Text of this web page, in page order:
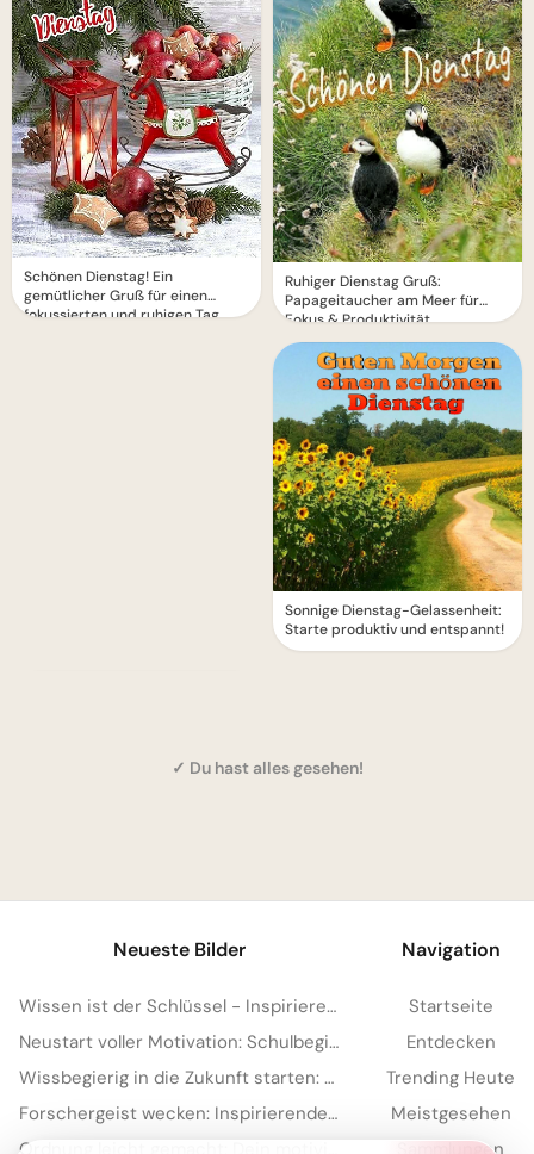
Schönen Dienstag! Ein
gemütlicher Gruß für einen
fokussierten und ruhigen Tag.
Ruhiger Dienstag Gruß:
Papageitaucher am Meer für
Fokus & Produktivität
Sonnige Dienstag-Gelassenheit:
Starte produktiv und entspannt!
✓ Du hast alles gesehen!
Neueste Bilder
Wissen ist der Schlüssel - Inspirierende Schulstart Bilder für Telegram
Neustart voller Motivation: Schulbeginn inspirieren und auf TikTok verbreiten!
Wissbegierig in die Zukunft starten: Dein 'Lesen bildet' Bild für Snapchat
Forschergeist wecken: Inspirierende Schulstart-Bilder für Facebook
Navigation
Startseite
Entdecken
Trending Heute
Meistgesehen